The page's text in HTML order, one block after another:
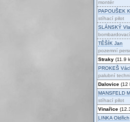
montér
PAPOUŠEK
stíhací pilot
SLÁNSKÝ
TĚŠÍK Jan
pozemní
Straky (11.9
PROKEŠ
palubní
Dalovice (12
MANSFELD
stíhací pilot
Vinařice
LINKA Oldřich